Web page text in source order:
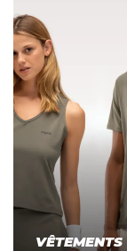
VÊTEMENTS